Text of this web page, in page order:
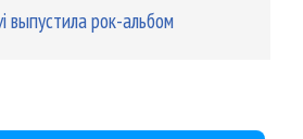
выпустила рок-альбом